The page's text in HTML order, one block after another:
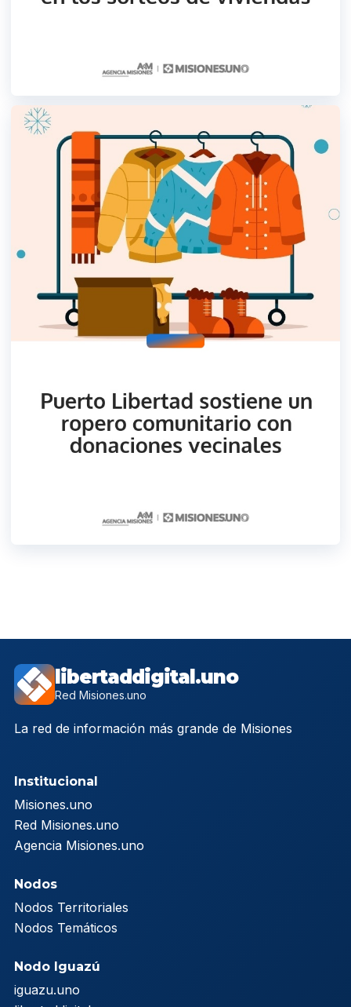
libertaddigital.uno
Red Misiones.uno
La red de información más grande de Misiones
Institucional
Misiones.uno
Red Misiones.uno
Agencia Misiones.uno
Nodos
Nodos Territoriales
Nodos Temáticos
Nodo Iguazú
iguazu.uno